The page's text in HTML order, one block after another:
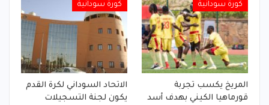
كورة سودانية
المريخ يكسب تجربة
قورماهيا الكيني بهدف أسد
كورة سودانية
الاتحاد السوداني لكرة القدم
يكون لجنة التسجيلات